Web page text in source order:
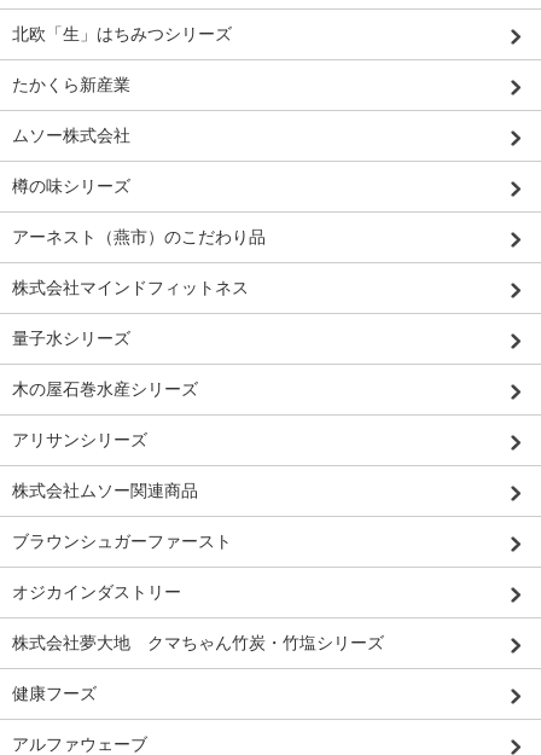
北欧「生」はちみつシリーズ
たかくら新産業
ムソー株式会社
樽の味シリーズ
アーネスト（燕市）のこだわり品
株式会社マインドフィットネス
量子水シリーズ
木の屋石巻水産シリーズ
アリサンシリーズ
株式会社ムソー関連商品
ブラウンシュガーファースト
オジカインダストリー
株式会社夢大地 クマちゃん竹炭・竹塩シリーズ
健康フーズ
アルファウェーブ